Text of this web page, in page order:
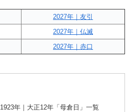
2027年｜友引
2027年｜仏滅
2027年｜赤口
1923年｜大正12年「母倉日」一覧